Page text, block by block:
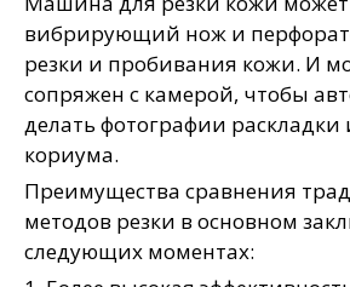
вибрирующий нож и
резки и пробивания кожи. И
сопряжен с камерой, чтобы
делать фотографии раскладки
кориума.
Преимущества сравнения
методов резки в основном
следующих моментах: